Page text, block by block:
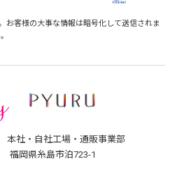
お客様の大事な情報は暗号化して送信されま
社・自社工場・通販事業部
福岡県糸島市泊723-1